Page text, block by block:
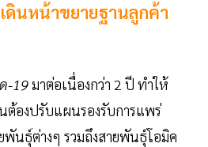
นหน้าขยายฐานลูกค้า
-19มาต่อเนื่องกว่า 2 ปี ทำให้
ต้องปรับแผนรองรับการแพร่
พันธุ์ต่างๆ รวมถึงสายพันธุ์โอมิค